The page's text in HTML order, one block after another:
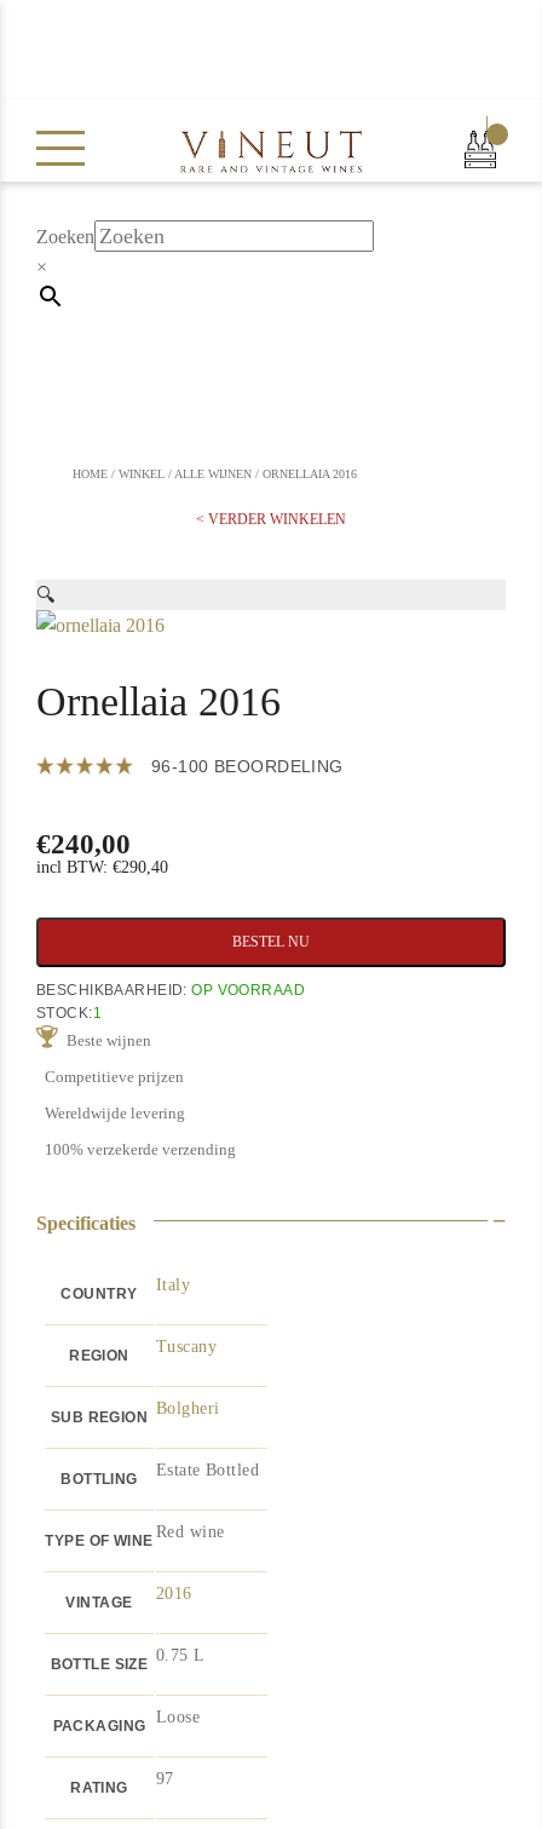
|
Zoeken
×
HOME / WINKEL / ALLE WIJNEN / ORNELLAIA 2016
< VERDER WINKELEN
🔍
Ornellaia 2016
96-100 BEOORDELING
€240,00
incl BTW: €290,40
Ornellaia
aantal
BESTEL NU
BESCHIKBAARHEID:OP VOORRAAD
STOCK:1
Beste wijnen
Competitieve prijzen
Wereldwijde levering
100% verzekerde verzending
Specificaties
COUNTRY Italy
REGION Tuscany
SUB REGION Bolgheri
BOTTLING Estate Bottled
TYPE OF WINE Red wine
VINTAGE 2016
BOTTLE SIZE 0.75 L
PACKAGING Loose
RATING 97